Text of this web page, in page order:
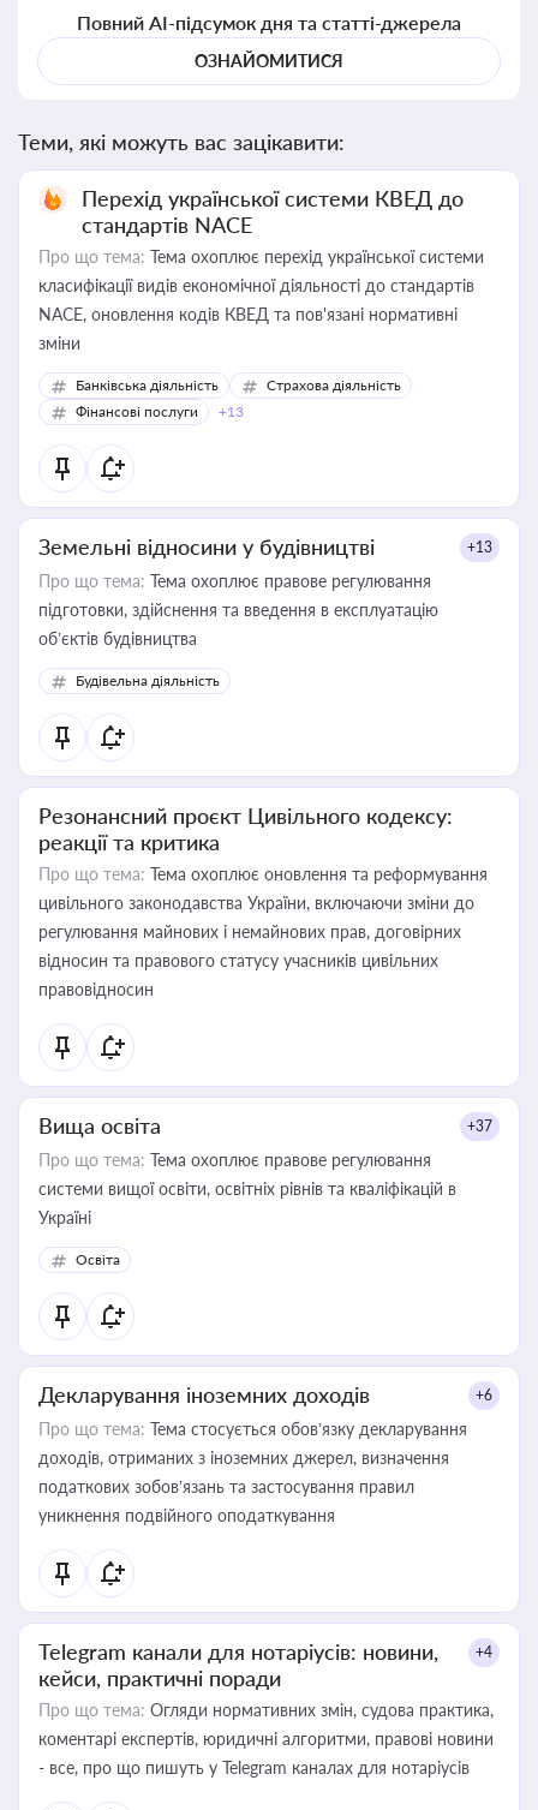
Повний AI-підсумок дня та статті-джерела
ОЗНАЙОМИТИСЯ
Теми, які можуть вас зацікавити:
Перехід української системи КВЕД до
стандартів NACE
Про що тема: Тема охоплює перехід української системи
класифікації видів економічної діяльності до стандартів
NACE, оновлення кодів КВЕД та пов'язані нормативні
зміни
Банківська діяльність
Страхова діяльність
Фінансові послуги
+13
Земельні відносини у будівництві +13
Про що тема: Тема охоплює правове регулювання
підготовки, здійснення та введення в експлуатацію
об’єктів будівництва
Будівельна діяльність
Резонансний проєкт Цивільного кодексу:
реакції та критика
Про що тема: Тема охоплює оновлення та реформування
цивільного законодавства України, включаючи зміни до
регулювання майнових і немайнових прав, договірних
відносин та правового статусу учасників цивільних
правовідносин
Вища освіта +37
Про що тема: Тема охоплює правове регулювання
системи вищої освіти, освітніх рівнів та кваліфікацій в
Україні
Освіта
Декларування іноземних доходів +6
Про що тема: Тема стосується обов’язку декларування
доходів, отриманих з іноземних джерел, визначення
податкових зобов’язань та застосування правил
уникнення подвійного оподаткування
Telegram канали для нотаріусів: новини,
кейси, практичні поради
+4
Про що тема: Огляди нормативних змін, судова практика,
коментарі експертів, юридичні алгоритми, правові новини
- все, про що пишуть у Telegram каналах для нотаріусів